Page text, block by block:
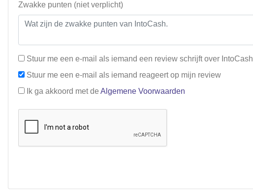
Zwakke punten (niet verplicht)
Stuur me een e-mail als iemand een review schrijft over IntoCash
Stuur me een e-mail als iemand reageert op mijn review
Ik ga akkoord met de Algemene Voorwaarden